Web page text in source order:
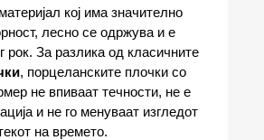
кој има значително
лесно се одржува и е
рок. За разлика од класичните
, порцеланските плочки со
не впиваат течности, не е
и не го менуваат изгледот
на времето.